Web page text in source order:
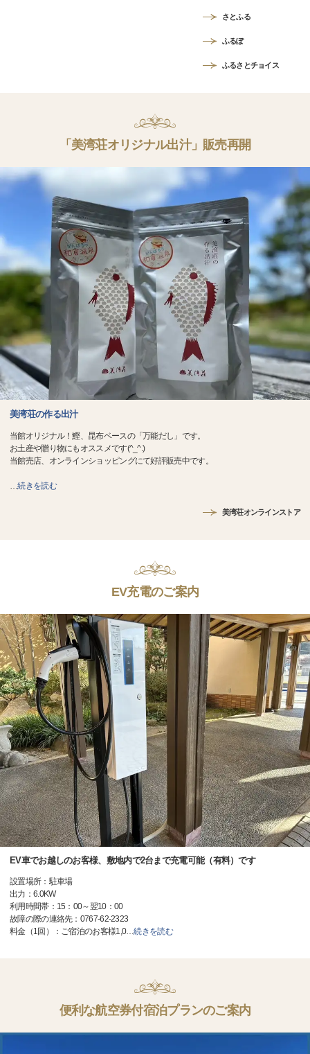
さとふる
ふるぽ
ふるさとチョイス
「美湾荘オリジナル出汁」販売再開
美湾荘の作る出汁
当館オリジナル！鰹、昆布ベースの「万能だし」です。
お土産や贈り物にもオススメです(^_^.)
当館売店、オンラインショッピングにて好評販売中です。
…続きを読む
美湾荘オンラインストア
EV充電のご案内
EV車でお越しのお客様、敷地内で2台まで充電可能（有料）です
設置場所：駐車場
出力：6.0KW
利用時間帯：15：00～翌10：00
故障の際の連絡先：0767-62-2323
料金（1回）：ご宿泊のお客様1,0…続きを読む
便利な航空券付宿泊プランのご案内